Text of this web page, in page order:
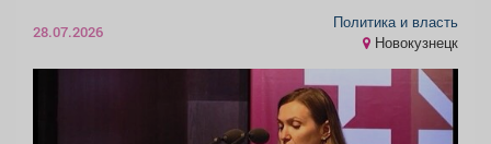
28.07.2026
Политика и власть
Новокузнецк